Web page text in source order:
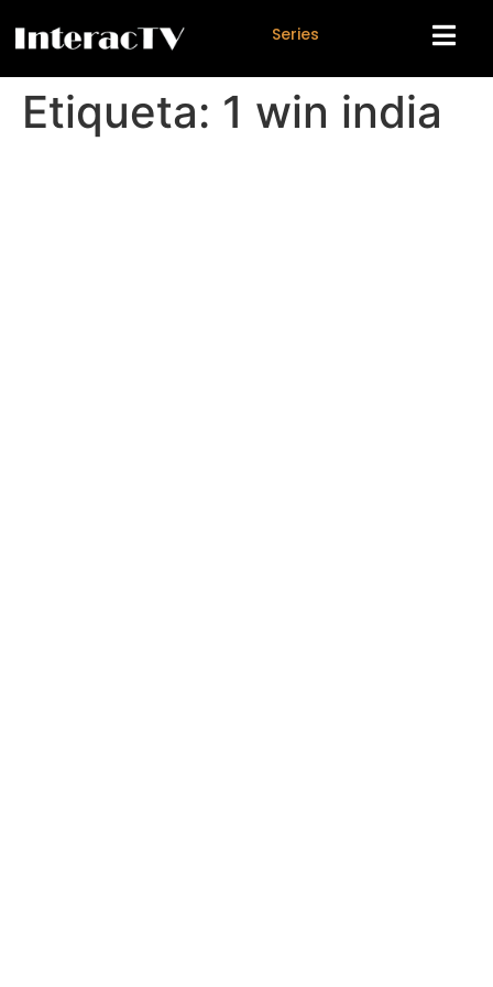
Series
Etiqueta: 1 win india